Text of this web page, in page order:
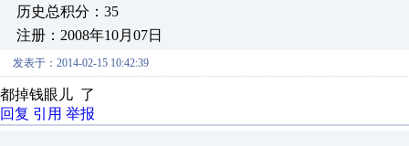
历史总积分：35
注册：2008年10月07日
发表于：2014-02-15 10:42:39
都掉钱眼儿 了
回复 引用 举报